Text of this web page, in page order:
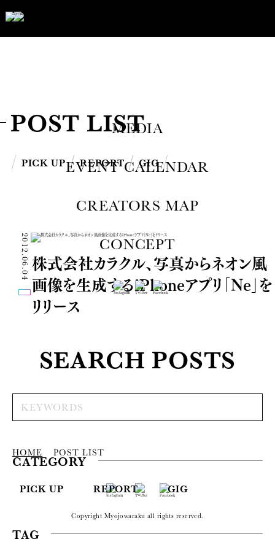
MEDIA
EVENT CALENDAR
CREATORS MAP
CONCEPT
SEARCH POSTS
CATEGORY
PICK UP REPORT GIG
TAG
POST LIST
PICK UP REPORT GIG
2012.06.04株式会社カラクル、写真からネオン風
画像を生成するiPhoneアプリ「Ne」を
リリース
HOME POST LIST
Copyright Myojowaraku all rights reserved.